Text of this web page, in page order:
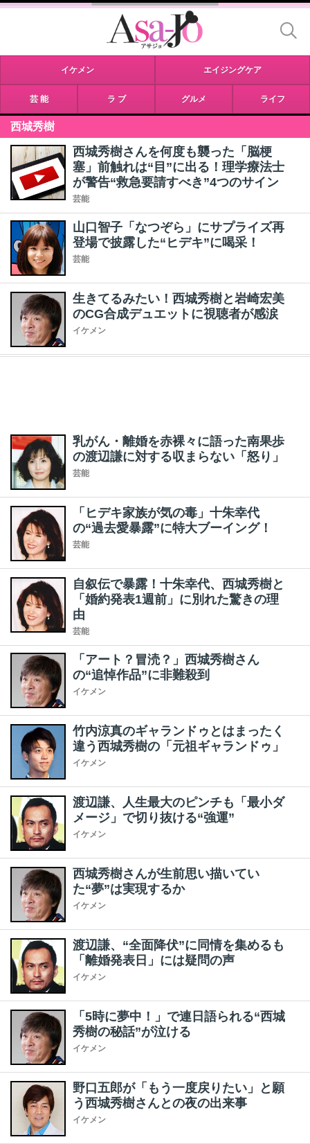
イケメン エイジングケア
芸 能 ラ ブ グルメ ライフ
西城秀樹
西城秀樹さんを何度も襲った「脳梗
塞」前触れは“目”に出る！理学療法士
が警告“救急要請すべき”4つのサイン
芸能
山口智子「なつぞら」にサプライズ再
登場で披露した“ヒデキ”に喝采！
芸能
生きてるみたい！西城秀樹と岩崎宏美
のCG合成デュエットに視聴者が感涙
イケメン
乳がん・離婚を赤裸々に語った南果歩
の渡辺謙に対する収まらない「怒り」
芸能
「ヒデキ家族が気の毒」十朱幸代
の“過去愛暴露”に特大ブーイング！
芸能
自叙伝で暴露！十朱幸代、西城秀樹と
「婚約発表1週前」に別れた驚きの理
由
芸能
「アート？冒涜？」西城秀樹さん
の“追悼作品”に非難殺到
イケメン
竹内涼真のギャランドゥとはまったく
違う西城秀樹の「元祖ギャランドゥ」
イケメン
渡辺謙、人生最大のピンチも「最小ダ
メージ」で切り抜ける“強運”
イケメン
西城秀樹さんが生前思い描いてい
た“夢”は実現するか
イケメン
渡辺謙、“全面降伏”に同情を集めるも
「離婚発表日」には疑問の声
イケメン
「5時に夢中！」で連日語られる“西城
秀樹の秘話”が泣ける
イケメン
野口五郎が「もう一度戻りたい」と願
う西城秀樹さんとの夜の出来事
イケメン